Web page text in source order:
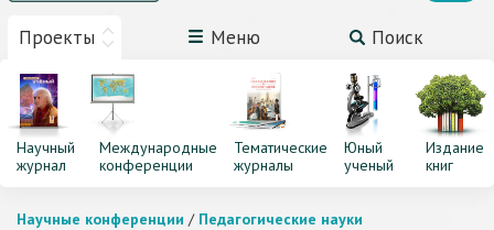
Проекты Меню Поиск
Научный
журнал
Международные
конференции
Тематические
журналы
Юный
ученый
Издание
книг
Научные конференции / Педагогические науки